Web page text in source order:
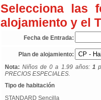
Selecciona las
alojamiento y el
Fecha de Entrada:
Plan de alojamiento:
Nota: Niños de 0 a 1.99 años: 1
PRECIOS ESPECIALES.
Tipo de habitación
STANDARD Sencilla